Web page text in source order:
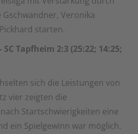
Gschwandner, Veronika
starten.
Tapfheim 2:3 (25:22; 14:25;
sich die Leistungen von
vier zeigten die
Startschwierigkeiten eine
ein Spielgewinn war möglich.